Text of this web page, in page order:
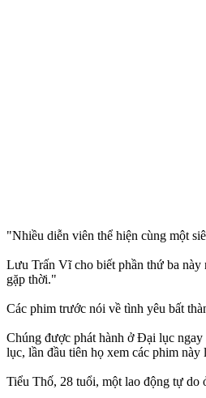
"Nhiều diễn viên thể hiện cùng một
Lưu Trấn Vĩ cho biết phần thứ ba này
gặp thời."
Các phim trước nói về tình yêu bất
Chúng được phát hành ở Đại lục
lục, lần đầu tiên họ xem các phim
Tiểu Thố, 28 tuổi, một lao động tự do